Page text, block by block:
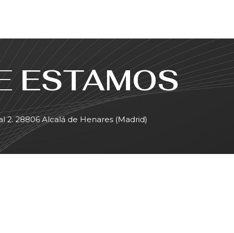
ESTAMOS
2. 28806 Alcalá de Henares (Madrid)